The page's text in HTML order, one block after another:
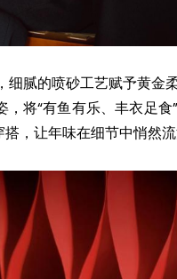
细腻的喷砂工艺赋予黄金
将“有鱼有乐、丰衣足
，让年味在细节中悄然流